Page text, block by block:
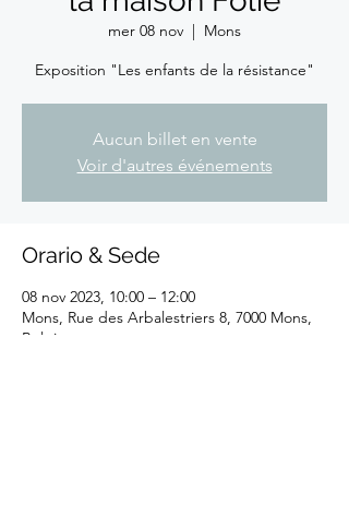
mer 08 nov
  |
Mons
Exposition "Les enfants de la résistance"
Aucun billet en vente
Voir d'autres événements
Orario & Sede
08 nov 2023, 10:00 – 12:00
Mons, Rue des Arbalestriers 8, 7000 Mons,
Belgique